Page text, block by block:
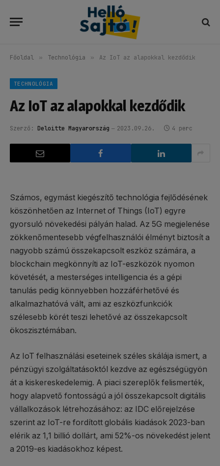
Főoldal » Technológia » Az IoT az alapokkal kezdődik
TECHNOLÓGIA
Az IoT az alapokkal kezdődik
Szerző: Deloitte Magyarország 2023.09.26. 4 perc
Számos, egymást kiegészítő technológia fejlődésének
köszönhetően az Internet of Things (IoT) egyre
gyorsuló növekedési pályán halad. Az 5G megjelenése
zökkenőmentesebb végfelhasználói élményt biztosít a
nagyobb számú összekapcsolt eszköz számára, a
blockchain megkönnyíti az IoT-eszközök nyomon
követését, a mesterséges intelligencia és a gépi
tanulás pedig könnyebben hozzáférhetővé és
alkalmazhatóvá vált, ami az eszközfunkciók
szélesebb körét teszi lehetővé az összekapcsolt
ökoszisztémában.
Az IoT felhasználási eseteinek széles skálája ismert, a
pénzügyi szolgáltatásoktól kezdve az egészségügyön
át a kiskereskedelemig. A piaci szereplők felismerték,
hogy alapvető fontosságú a jól összekapcsolt digitális
vállalkozások létrehozásához: az IDC előrejelzése
szerint az IoT-re fordított globális kiadások 2023-ban
elérik az 1,1 billió dollárt, ami 52%-os növekedést jelent
a 2019-es kiadásokhoz képest.